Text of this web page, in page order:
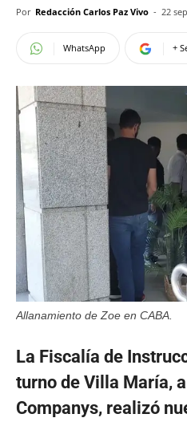
Por Redacción Carlos Paz Vivo - 22
WhatsApp +
Allanamiento de Zoe en CABA.
La Fiscalía de
turno de Villa María,
Companys, realizó